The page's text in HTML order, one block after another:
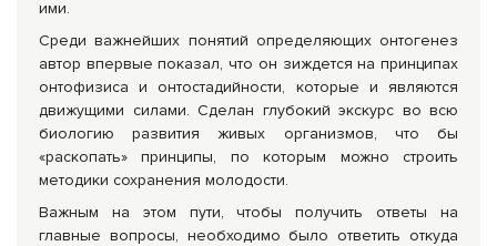
ими.
Среди важнейших понятий определяющих онтогенез
автор впервые показал, что он зиждется на принципах
онтофизиса и онтостадийности, которые и являются
движущими силами. Сделан глубокий экскурс во всю
биологию развития живых организмов, что бы
«раскопать» принципы, по которым можно строить
методики сохранения молодости.
Важным на этом пути, чтобы получить ответы на
главные вопросы, необходимо было ответить откуда